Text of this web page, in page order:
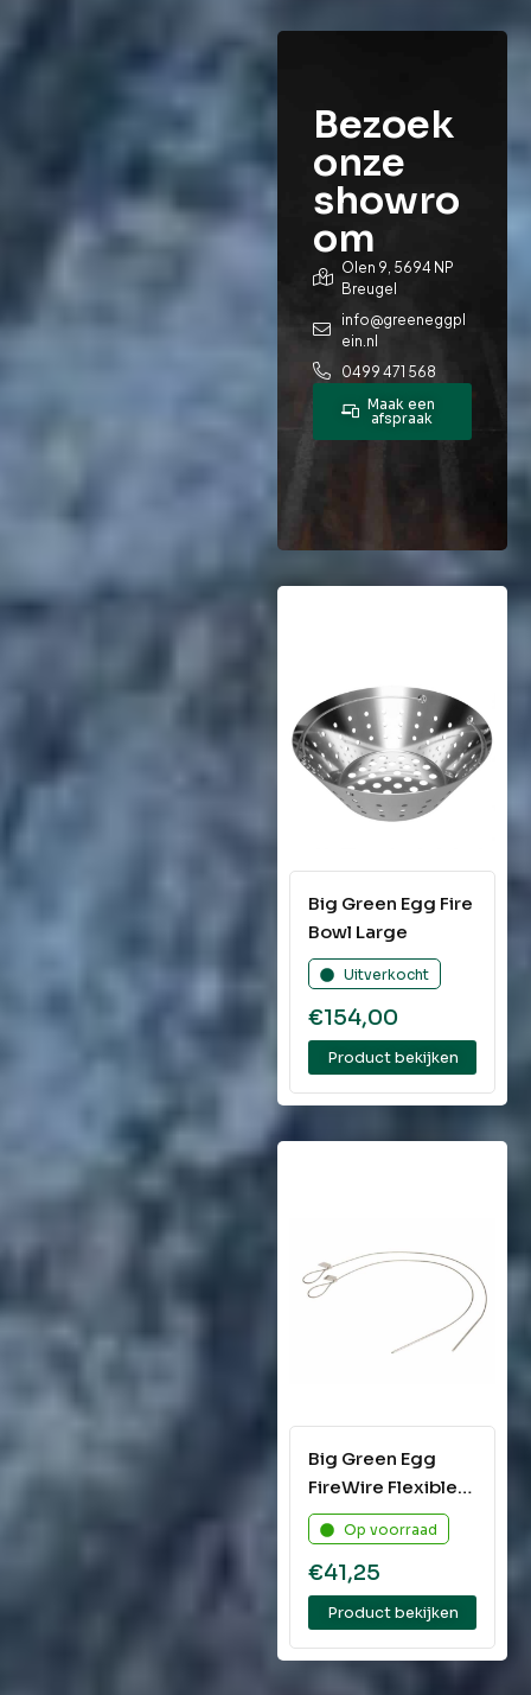
Bezoek
onze
showro
om
Olen 9, 5694 NP
Breugel
info@greeneggpl
ein.nl
0499 471 568
Maak een
afspraak
Big Green Egg Fire
Bowl Large
Uitverkocht
€154,00
Product bekijken
Big Green Egg
FireWire Flexible
Skewers
Op voorraad
€41,25
Product bekijken